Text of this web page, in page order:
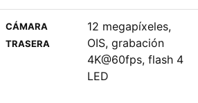
CÁMARA
TRASERA
12 megapíxeles,
OIS, grabación
4K@60fps, flash 4
LED